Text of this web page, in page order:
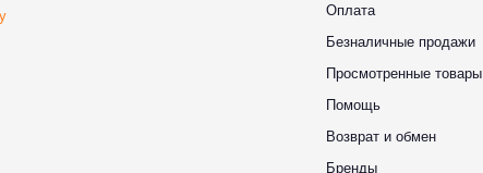
Оплата
Безналичные продажи
Просмотренные товары
Помощь
Возврат и обмен
Бренды